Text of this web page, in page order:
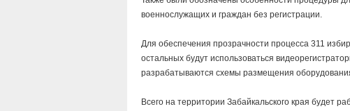
военнослужащих и граждан без регистрации.
Для обеспечения прозрачности процесса 311
остальных будут использоваться
разрабатываются схемы размещения
Всего на территории Забайкальского края будет